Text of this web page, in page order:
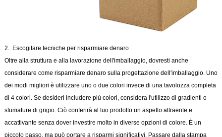
2. Escogitare tecniche per risparmiare denaro
Oltre alla struttura e alla lavorazione dell'imballaggio, dovresti anche
considerare come risparmiare denaro sulla progettazione dell'imballaggio. Uno
dei modi migliori è utilizzare uno o due colori invece di una tavolozza completa
di 4 colori. Se desideri includere più colori, considera l'utilizzo di gradienti o
sfumature di grigio. Ciò conferirà al tuo prodotto un aspetto attraente e
accattivante senza dover investire molto in diverse opzioni di colore. È un
piccolo passo, ma può portare a risparmi significativi. Passare dalla stampa